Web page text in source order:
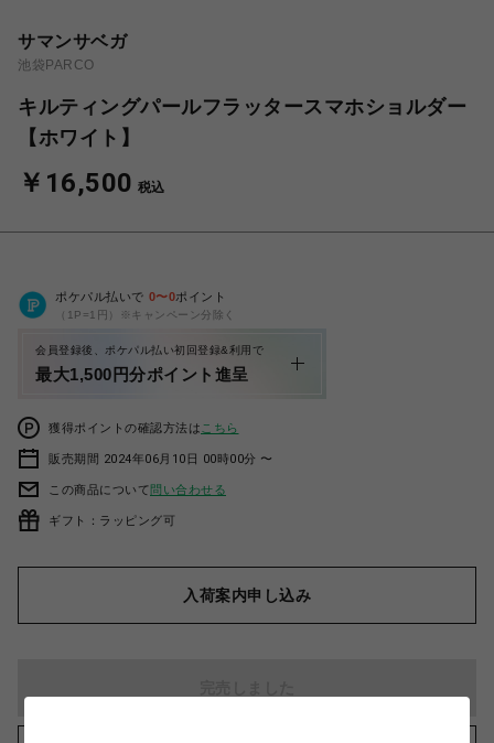
サマンサベガ
池袋PARCO
キルティングパールフラッタースマホショルダー
【ホワイト】
￥16,500 税込
ポケパル払いで 0〜0ポイント
（1P=1円）※キャンペーン分除く
会員登録後、ポケパル払い初回登録&利用で
最大1,500円分ポイント進呈
獲得ポイントの確認方法は こちら
販売期間 2024年06月10日 00時00分 〜
この商品について問い合わせる
ギフト：ラッピング可
入荷案内申し込み